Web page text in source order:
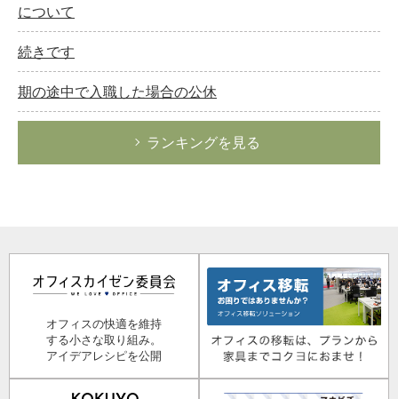
について
続きです
期の途中で入職した場合の公休
ランキングを見る
オフィスの快適を維持
する小さな取り組み。
アイデアレシピを公開